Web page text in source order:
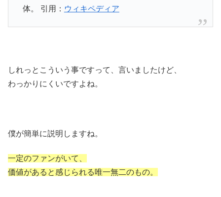
体。 引用： ウィキペディア
しれっとこういう事ですって、言いましたけど、
わっかりにくいですよね。
僕が簡単に説明しますね。
一定のファンがいて、
価値があると感じられる唯一無二のもの。